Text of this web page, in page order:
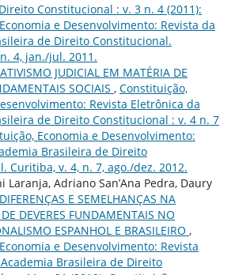
Constitucional : v. 3 n. 4 (2011):
e Desenvolvimento: Revista da
de Direito Constitucional.
4, jan./jul. 2011.
ATIVISMO JUDICIAL EM MATÉRIA DE
SOCIAIS , Constituição,
Revista Eletrônica da
de Direito Constitucional : v. 4 n. 7
Economia e Desenvolvimento:
Brasileira de Direito
Curitiba, v. 4, n. 7, ago./dez. 2012.
Laranja, Adriano San’Ana Pedra, Daury
DIFERENÇAS E SEMELHANÇAS NA
DEVERES FUNDAMENTAIS NO
ESPANHOL E BRASILEIRO ,
e Desenvolvimento: Revista
Brasileira de Direito